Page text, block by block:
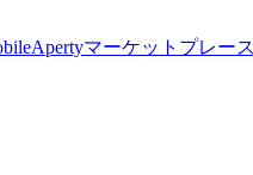
Apertyマーケットプレース